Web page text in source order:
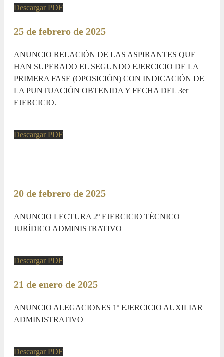
Descargar PDF
25 de febrero de 2025
ANUNCIO RELACIÓN DE LAS ASPIRANTES QUE
HAN SUPERADO EL SEGUNDO EJERCICIO DE LA
PRIMERA FASE (OPOSICIÓN) CON INDICACIÓN DE
LA PUNTUACIÓN OBTENIDA Y FECHA DEL 3er
EJERCICIO.
Descargar PDF
20 de febrero de 2025
ANUNCIO LECTURA 2º EJERCICIO TÉCNICO
JURÍDICO ADMINISTRATIVO
Descargar PDF
21 de enero de 2025
ANUNCIO ALEGACIONES 1º EJERCICIO AUXILIAR
ADMINISTRATIVO
Descargar PDF